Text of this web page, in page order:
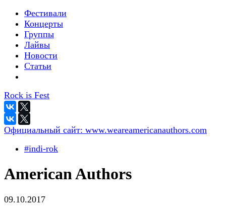
Фестивали
Концерты
Группы
Лайвы
Новости
Статьи
Rock is Fest
Официальный сайт: www.weareamericanauthors.com
#indi-rok
American Authors
09.10.2017